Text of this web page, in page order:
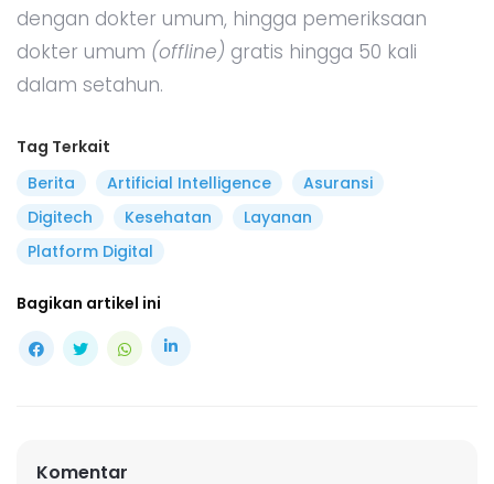
dengan dokter umum, hingga pemeriksaan
dokter umum (offline) gratis hingga 50 kali
dalam setahun.
Tag Terkait
Berita
Artificial Intelligence
Asuransi
Digitech
Kesehatan
Layanan
Platform Digital
Bagikan artikel ini
Komentar